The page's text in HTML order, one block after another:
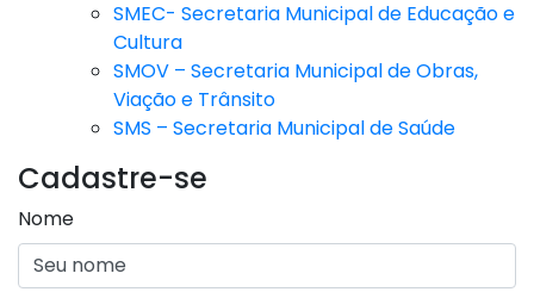
SMEC- Secretaria Municipal de Educação e
Cultura
SMOV – Secretaria Municipal de Obras,
Viação e Trânsito
SMS – Secretaria Municipal de Saúde
Cadastre-se
Nome